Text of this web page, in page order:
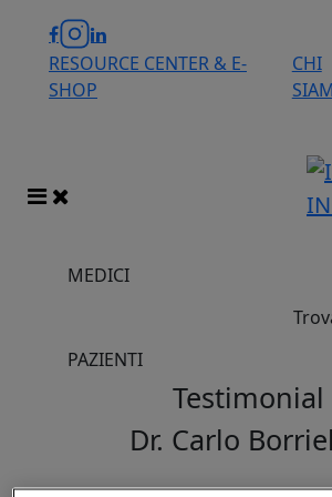
RESOURCE CENTER & E-
SHOP
CHI
MEDICI
PAZIENTI
Testimonial
Dr. Carlo